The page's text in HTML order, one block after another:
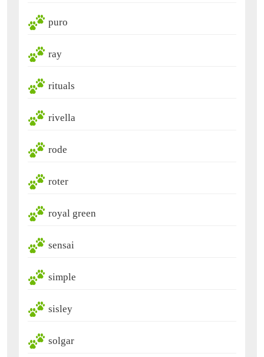
puro
ray
rituals
rivella
rode
roter
royal green
sensai
simple
sisley
solgar